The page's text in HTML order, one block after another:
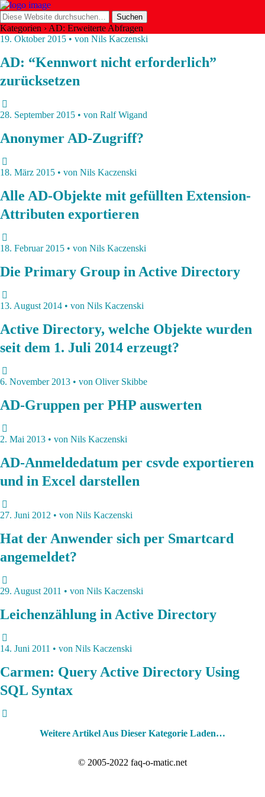
Kategorien › AD: Erweiterte Abfragen
19. Oktober 2015 • von Nils Kaczenski
AD: “Kennwort nicht erforderlich”
zurücksetzen
28. September 2015 • von Ralf Wigand
Anonymer AD-Zugriff?
18. März 2015 • von Nils Kaczenski
Alle AD-Objekte mit gefüllten Extension-
Attributen exportieren
18. Februar 2015 • von Nils Kaczenski
Die Primary Group in Active Directory
13. August 2014 • von Nils Kaczenski
Active Directory, welche Objekte wurden
seit dem 1. Juli 2014 erzeugt?
6. November 2013 • von Oliver Skibbe
AD-Gruppen per PHP auswerten
2. Mai 2013 • von Nils Kaczenski
AD-Anmeldedatum per csvde exportieren
und in Excel darstellen
27. Juni 2012 • von Nils Kaczenski
Hat der Anwender sich per Smartcard
angemeldet?
29. August 2011 • von Nils Kaczenski
Leichenzählung in Active Directory
14. Juni 2011 • von Nils Kaczenski
Carmen: Query Active Directory Using
SQL Syntax
Weitere Artikel Aus Dieser Kategorie Laden…
© 2005-2022 faq-o-matic.net